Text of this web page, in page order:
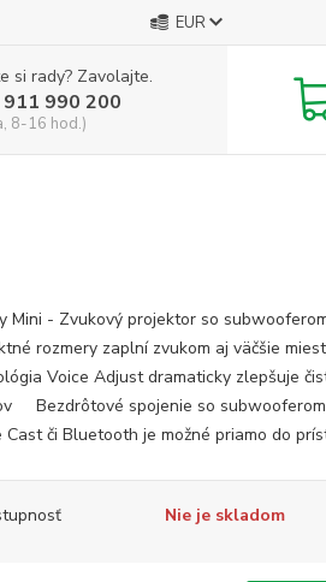
EUR
si rady? Zavolajte.
990 200
8-16 hod.)
Mini - Zvukový projektor so
rozmery zaplní zvukom aj väčšie
Voice Adjust dramaticky zlepšuje
Bezdrôtové spojenie so
Cast či Bluetooth je možné priamo do
Nie je skladom